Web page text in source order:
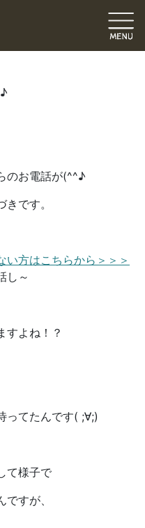
のお電話が(^^♪
きです。
い方はこちらから＞＞＞
し～
すよね！？
ってたんです( ;∀;)
て様子で
すが、